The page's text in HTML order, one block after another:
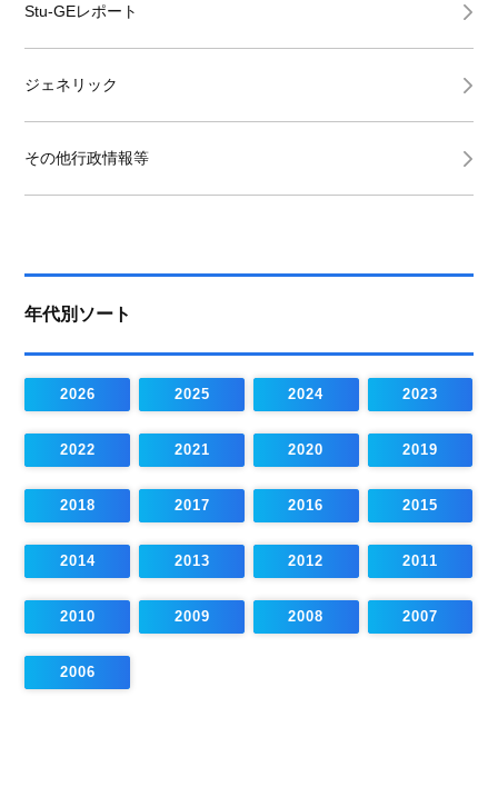
Stu-GEレポート
ジェネリック
その他行政情報等
年代別ソート
2026 2025 2024 2023
2022 2021 2020 2019
2018 2017 2016 2015
2014 2013 2012 2011
2010 2009 2008 2007
2006